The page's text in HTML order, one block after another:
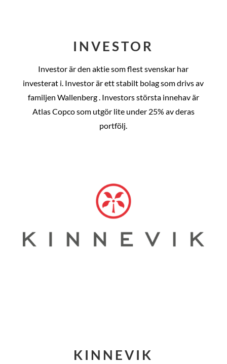
INVESTOR
Investor är den aktie som flest svenskar har
investerat i. Investor är ett stabilt bolag som drivs av
familjen Wallenberg . Investors största innehav är
Atlas Copco som utgör lite under 25% av deras
portfölj.
KINNEVIK